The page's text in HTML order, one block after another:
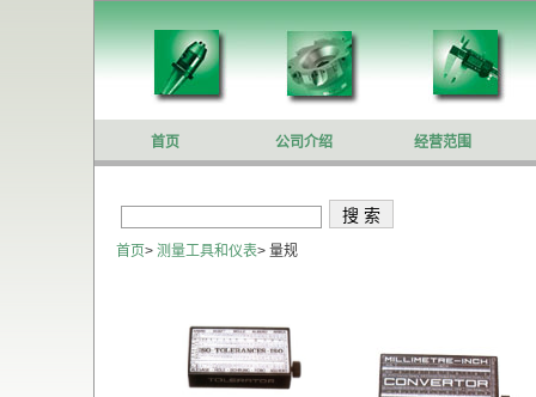
首页 公司介绍 经营范围
首页> 测量工具和仪表> 量规